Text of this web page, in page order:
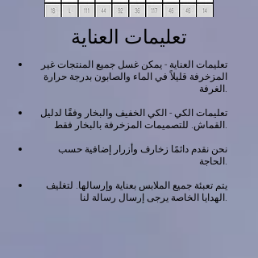
تعليمات العناية
تعليمات العناية - يمكن غسل جميع المنتجات غير
المزخرفة قليلاً في الماء والصابون بدرجة حرارة
الغرفة.
تعليمات الكي - الكي الخفيف والبخار وفقًا لدليل
القماش. للتصميمات المزخرفة بالبخار فقط.
نحن نقدم دائمًا زخارف وأزرار إضافية حسب
الحاجة.
يتم تعبئة جميع الملابس بعناية وإرسالها. لتغليف
الهدايا الخاصة يرجى إرسال رسالة لنا.